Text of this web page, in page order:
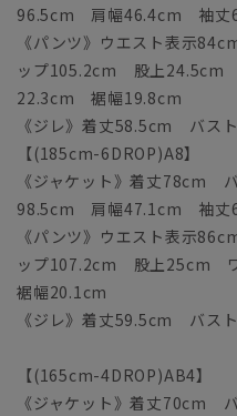
96.5cm 肩幅46.4cm 袖丈
《パンツ》ウエスト表示
ップ105.2cm 股上
22.3cm 裾幅19.8cm
《ジレ》着丈58.5cm バス
【(185cm-6DROP)A8】
《ジャケット》着丈78cm
98.5cm 肩幅47.1cm 袖丈
《パンツ》ウエスト表示
ップ107.2cm 股上25cm
裾幅20.1cm
《ジレ》着丈59.5cm バス
【(165cm-4DROP)AB4】
《ジャケット》着丈70cm